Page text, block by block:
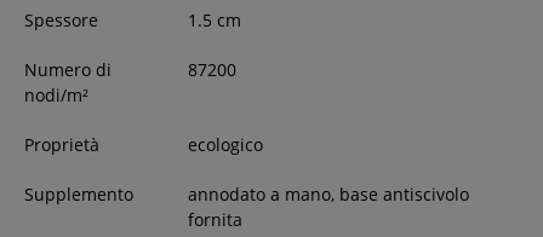
Spessore 1.5 cm
Numero di
nodi/m²
87200
Proprietà ecologico
Supplemento
annodato a mano, base antiscivolo
fornita